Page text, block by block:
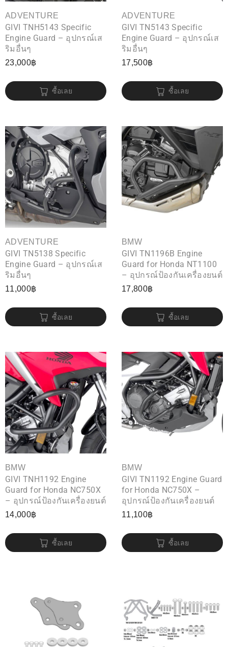
ADVENTURE
GIVI TNH5143 Specific
Engine Guard – อุปกรณ์เส
ริมอื่นๆ
23,000฿
ซื้อเลย
ADVENTURE
GIVI TN5143 Specific
Engine Guard – อุปกรณ์เส
ริมอื่นๆ
17,500฿
ซื้อเลย
ADVENTURE
GIVI TN5138 Specific
Engine Guard – อุปกรณ์เส
ริมอื่นๆ
11,000฿
ซื้อเลย
BMW
GIVI TN1196B Engine
Guard for Honda NT1100
– อุปกรณ์ป้องกันเครื่องยนต์
17,800฿
ซื้อเลย
BMW
GIVI TNH1192 Engine
Guard for Honda NC750X
– อุปกรณ์ป้องกันเครื่องยนต์
14,000฿
ซื้อเลย
BMW
GIVI TN1192 Engine Guard
for Honda NC750X –
อุปกรณ์ป้องกันเครื่องยนต์
11,100฿
ซื้อเลย